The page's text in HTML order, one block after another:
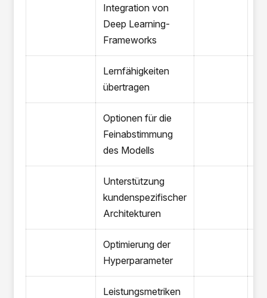
Integration von
Deep Learning-
Frameworks
Lernfähigkeiten
übertragen
Optionen für die
Feinabstimmung
des Modells
Unterstützung
kundenspezifischer
Architekturen
Optimierung der
Hyperparameter
Leistungsmetriken